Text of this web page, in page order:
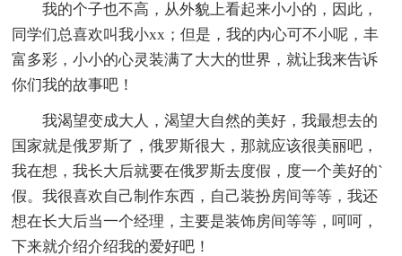
我的个子也不高，从外貌上看起来小小的，因此，
同学们总喜欢叫我小xx；但是，我的内心可不小呢，丰
富多彩，小小的心灵装满了大大的世界，就让我来告诉
你们我的故事吧！
我渴望变成大人，渴望大自然的美好，我最想去的
国家就是俄罗斯了，俄罗斯很大，那就应该很美丽吧，
我在想，我长大后就要在俄罗斯去度假，度一个美好的`
假。我很喜欢自己制作东西，自己装扮房间等等，我还
想在长大后当一个经理，主要是装饰房间等等，呵呵，
下来就介绍介绍我的爱好吧！